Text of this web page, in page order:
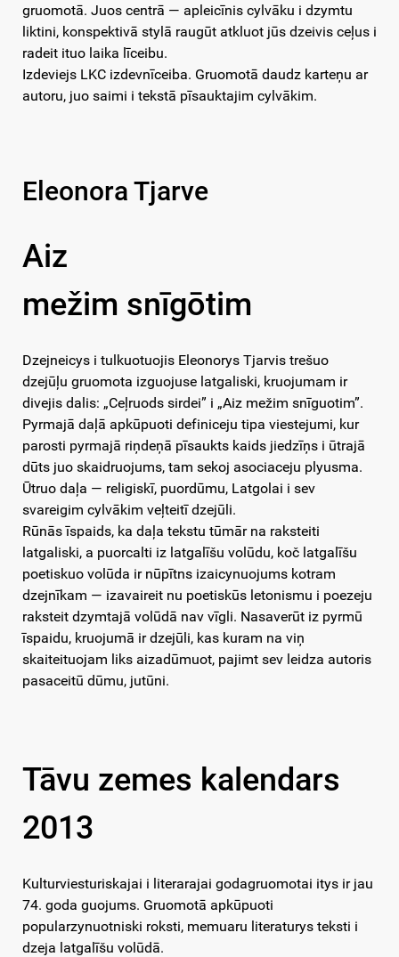
gruomotā. Juos centrā — apleicīnis cylvāku i dzymtu
liktini, konspektivā stylā raugūt atkluot jūs dzeivis ceļus i
radeit ituo laika līceibu.
Izdeviejs LKC izdevnīceiba. Gruomotā daudz karteņu ar
autoru, juo saimi i tekstā pīsauktajim cylvākim.
Eleonora Tjarve
Aiz
mežim snīgōtim
Dzejneicys i tulkuotuojis Eleonorys Tjarvis trešuo
dzejūļu gruomota izguojuse latgaliski, kruojumam ir
divejis dalis: „Ceļruods sirdei” i „Aiz mežim snīguotim”.
Pyrmajā daļā apkūpuoti definiceju tipa viestejumi, kur
parosti pyrmajā riņdeņā pīsaukts kaids jiedzīņs i ūtrajā
dūts juo skaidruojums, tam sekoj asociaceju plyusma.
Ūtruo daļa — religiskī, puordūmu, Latgolai i sev
svareigim cylvākim veļteitī dzejūli.
Rūnās īspaids, ka daļa tekstu tūmār na raksteiti
latgaliski, a puorcalti iz latgalīšu volūdu, koč latgalīšu
poetiskuo volūda ir nūpītns izaicynuojums kotram
dzejnīkam — izavaireit nu poetiskūs letonismu i poezeju
raksteit dzymtajā volūdā nav vīgli. Nasaverūt iz pyrmū
īspaidu, kruojumā ir dzejūli, kas kuram na viņ
skaiteituojam liks aizadūmuot, pajimt sev leidza autoris
pasaceitū dūmu, jutūni.
Tāvu zemes kalendars
2013
Kulturviesturiskajai i literarajai godagruomotai itys ir jau
74. goda guojums. Gruomotā apkūpuoti
popularzynuotniski roksti, memuaru literaturys teksti i
dzeja latgalīšu volūdā.